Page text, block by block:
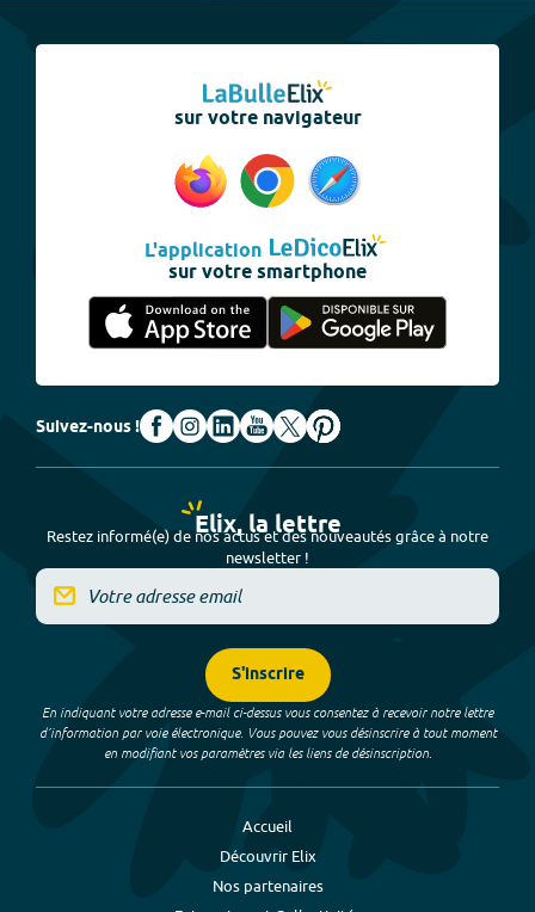
sur votre navigateur
L'application
sur votre smartphone
Suivez-nous !
Elix, la lettre
Restez informé(e) de nos actus et des nouveautés grâce à notre
newsletter !
S'inscrire
En indiquant votre adresse e-mail ci-dessus vous consentez à recevoir notre lettre
d’information par voie électronique. Vous pouvez vous désinscrire à tout moment
en modifiant vos paramètres via les liens de désinscription.
Accueil
Découvrir Elix
Nos partenaires